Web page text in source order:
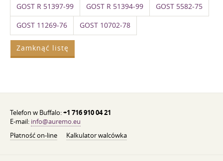
GOST R 51397-99 GOST R 51394-99 GOST 5582-75
GOST 11269-76 GOST 10702-78
Zamknąć listę
Telefon w Buffalo:+1 716 910 04 21
E-mail: info@auremo.eu
Płatność on-line
Kalkulator walcówka